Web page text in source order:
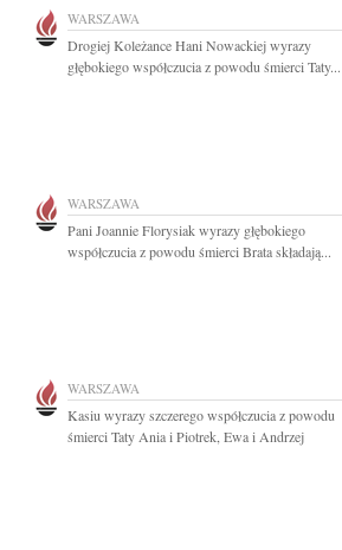
WARSZAWA
Drogiej Koleżance Hani Nowackiej wyrazy
głębokiego współczucia z powodu śmierci Taty...
WARSZAWA
Pani Joannie Florysiak wyrazy głębokiego
współczucia z powodu śmierci Brata składają...
WARSZAWA
Kasiu wyrazy szczerego współczucia z powodu
śmierci Taty Ania i Piotrek, Ewa i Andrzej